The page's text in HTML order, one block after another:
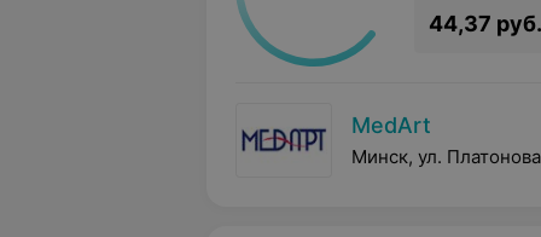
44,37 руб.
MedArt
Минск, ул.